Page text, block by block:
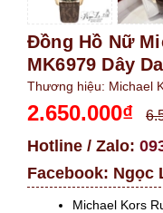
Đồng Hồ Nữ
MK6979 Dây
Thương hiệu: Michael
2.650.000₫
Hotline / Zalo:
Facebook: Ngọc
Michael Kors